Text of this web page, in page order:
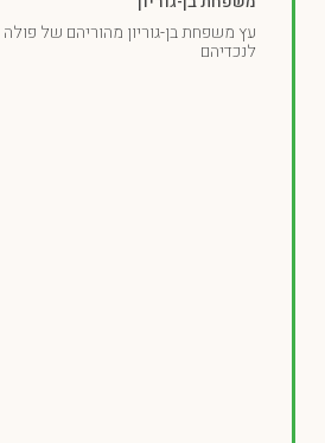
עץ משפחת בן-גוריון מהוריהם של פולה
לנכדיהם